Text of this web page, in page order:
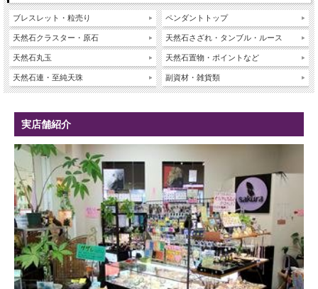
ブレスレット・粒売り
天然石クラスター・原石
天然石丸玉
天然石連・至純天珠
ペンダントトップ
天然石さざれ・タンブル・ルース
天然石置物・ポイントなど
副資材・雑貨類
実店舗紹介